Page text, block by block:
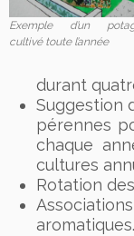
Exemple d’un
cultivé toute l’année
durant
Suggestion
pérennes
chaque
cultures
Rotation
aromatiques.